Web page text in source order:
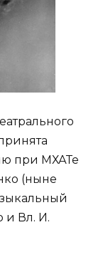
при МХАТе
(ныне
и Вл. И.